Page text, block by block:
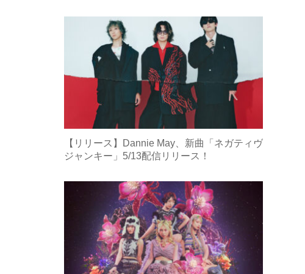
【リリース】Dannie May、新曲「ネガティヴ
ジャンキー」5/13配信リリース！